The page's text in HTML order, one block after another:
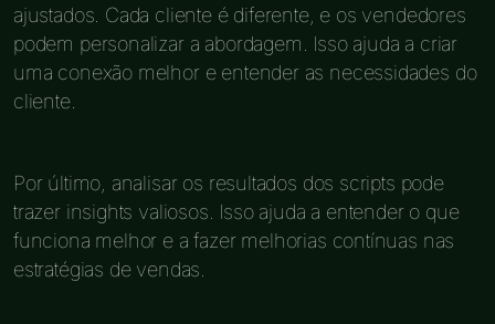
ajustados. Cada cliente é diferente, e os vendedores
podem personalizar a abordagem. Isso ajuda a criar
uma conexão melhor e entender as necessidades do
cliente.
Por último, analisar os resultados dos scripts pode
trazer insights valiosos. Isso ajuda a entender o que
funciona melhor e a fazer melhorias contínuas nas
estratégias de vendas.